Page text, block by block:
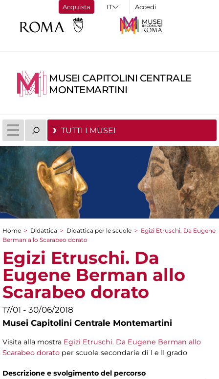
Acquista Accedi
MUSEI CAPITOLINI CENTRALE
MONTEMARTINI
TUTTI I MUSEI
Tu sei qui
Home > Didattica > Didattica per le scuole > Egizi Etruschi. Da Eugene
Berman allo Scarabeo dorato
Egizi Etruschi. Da
Eugene Berman allo
Scarabeo dorato
17/01 - 30/06/2018
Musei Capitolini Centrale Montemartini
Visita alla mostra Egizi Etruschi. Da Eugene Berman allo
Scarabeo dorato per scuole secondarie di I e II grado
Descrizione e svolgimento del percorso